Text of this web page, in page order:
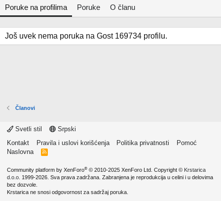
Poruke na profilima Poruke O članu
Još uvek nema poruka na Gost 169734 profilu.
Članovi
Svetli stil
Srpski
Kontakt
Pravila i uslovi korišćenja Politika privatnosti
Pomoć
Naslovna
R
Community platform by XenForo® © 2010-2025 XenForo Ltd. Copyright © Krstarica
d.o.o. 1999-2026. Sva prava zadržana. Zabranjena je reprodukcija u celini i u delovima
bez dozvole.
Krstarica ne snosi odgovornost za sadržaj poruka.